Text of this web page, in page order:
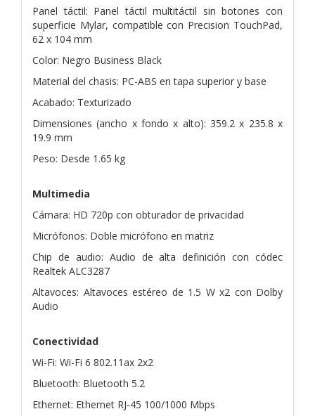
Panel táctil: Panel táctil multitáctil sin botones con
superficie Mylar, compatible con Precision TouchPad,
62 x 104 mm
Color: Negro Business Black
Material del chasis: PC-ABS en tapa superior y base
Acabado: Texturizado
Dimensiones (ancho x fondo x alto): 359.2 x 235.8 x
19.9 mm
Peso: Desde 1.65 kg
Multimedia
Cámara: HD 720p con obturador de privacidad
Micrófonos: Doble micrófono en matriz
Chip de audio: Audio de alta definición con códec
Realtek ALC3287
Altavoces: Altavoces estéreo de 1.5 W x2 con Dolby
Audio
Conectividad
Wi-Fi: Wi-Fi 6 802.11ax 2x2
Bluetooth: Bluetooth 5.2
Ethernet: Ethernet RJ-45 100/1000 Mbps